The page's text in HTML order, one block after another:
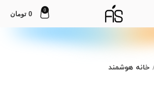
0
0 تومان
خانه هوشمند